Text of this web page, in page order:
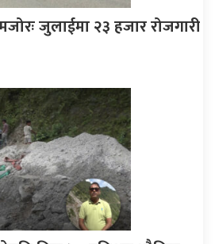
जुलाईमा २३ हजार रोजगारी